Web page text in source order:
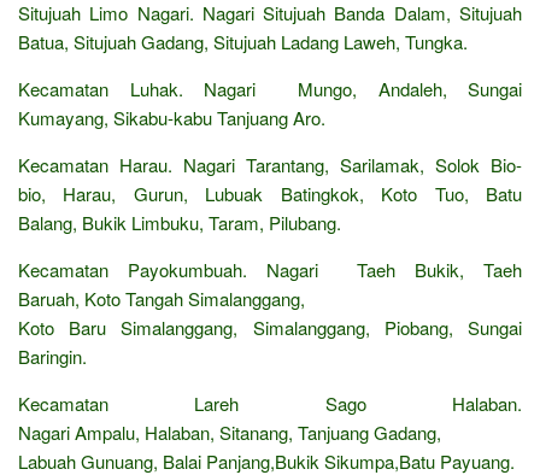
Situjuah Limo Nagari. Nagari Situjuah Banda Dalam, Situjuah
Batua, Situjuah Gadang, Situjuah Ladang Laweh, Tungka.
Kecamatan Luhak. Nagari Mungo, Andaleh, Sungai
Kumayang, Sikabu-kabu Tanjuang Aro.
Kecamatan Harau. Nagari Tarantang, Sarilamak, Solok Bio-
bio, Harau, Gurun, Lubuak Batingkok, Koto Tuo, Batu
Balang, Bukik Limbuku, Taram, Pilubang.
Kecamatan Payokumbuah. Nagari Taeh Bukik, Taeh
Baruah, Koto Tangah Simalanggang,
Koto Baru Simalanggang, Simalanggang, Piobang, Sungai
Baringin.
Kecamatan Lareh Sago Halaban.
Nagari Ampalu, Halaban, Sitanang, Tanjuang Gadang,
Labuah Gunuang, Balai Panjang,Bukik Sikumpa,Batu Payuang.